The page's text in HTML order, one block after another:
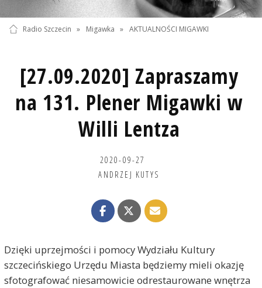
Radio Szczecin » Migawka » AKTUALNOŚCI MIGAWKI
[27.09.2020] Zapraszamy
na 131. Plener Migawki w
Willi Lentza
2020-09-27
ANDRZEJ KUTYS
Dzięki uprzejmości i pomocy Wydziału Kultury
szczecińskiego Urzędu Miasta będziemy mieli okazję
sfotografować niesamowicie odrestaurowane wnętrza